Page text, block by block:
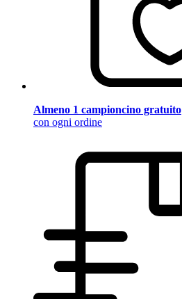
Almeno 1 campioncino gratuito
con ogni ordine